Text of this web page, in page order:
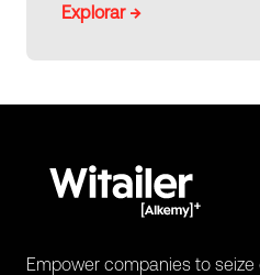
Explorar →
Empower companies to